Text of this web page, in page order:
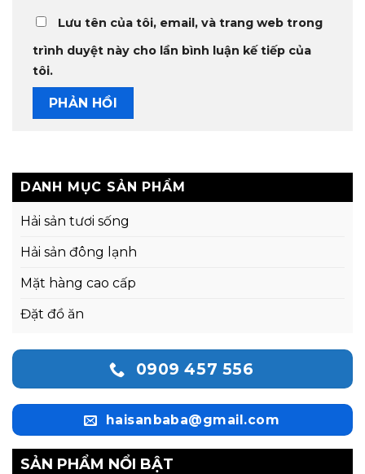
Lưu tên của tôi, email, và trang web trong
trình duyệt này cho lần bình luận kế tiếp của
tôi.
DANH MỤC SẢN PHẨM
Hải sản tươi sống
Hải sản đông lạnh
Mặt hàng cao cấp
Đặt đồ ăn
0909 457 556
haisanbaba@gmail.com
SẢN PHẨM NỔI BẬT